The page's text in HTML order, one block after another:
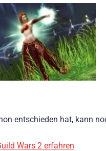
entschieden hat, kann
Wars 2 erfahren